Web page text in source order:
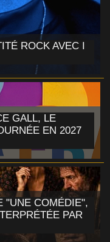
ROCK AVEC I
GALL, LE
EN 2027
"UNE COMÉDIE",
PAR